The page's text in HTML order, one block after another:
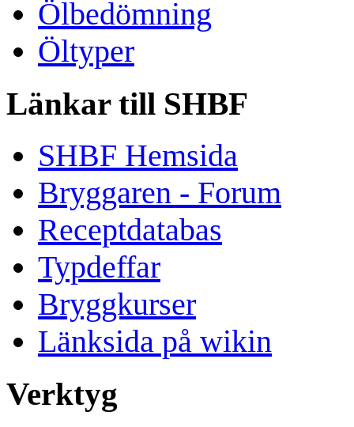
Ölbedömning
Öltyper
Länkar till SHBF
SHBF Hemsida
Bryggaren - Forum
Receptdatabas
Typdeffar
Bryggkurser
Länksida på wikin
Verktyg